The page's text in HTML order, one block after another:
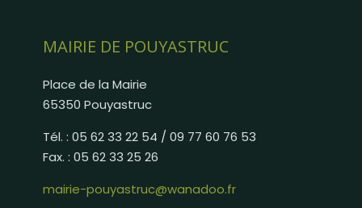
MAIRIE DE POUYASTRUC
Place de la Mairie
65350 Pouyastruc
Tél. : 05 62 33 22 54 / 09 77 60 76 53
Fax. : 05 62 33 25 26
mairie-pouyastruc@wanadoo.fr